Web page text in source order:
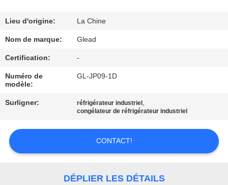
PROPOS
DE
NOUS
VISITE
DE
L'USINE
CONTRÔLE
Lieu d'origine: La Chine
Nom de marque: Glead
Certification: -
Numéro de
modèle:
GL-JP09-1D
Surligner: réfrigérateur industriel ,
congélateur de réfrigérateur industriel
CONTACT!
DÉPLIER LES DÉTAILS